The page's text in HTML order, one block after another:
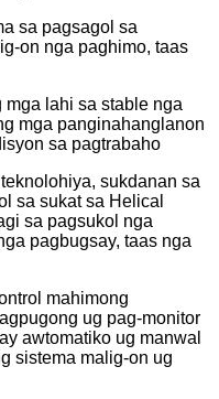
sa pagsagol sa
on nga paghimo, taas
lahi sa stable nga
mga panginahanglanon
sa pagtrabaho
sukdanan sa
sa sukat sa Helical
sa pagsukol nga
pagbugsay, taas nga
mahimong
ug pag-monitor
awtomatiko ug manwal
sistema malig-on ug